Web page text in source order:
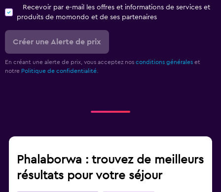
Recevoir par e-mail les offres et informations de services et
produits de momondo et de ses partenaires
Créer une Alerte de prix
En créant une alerte de prix, vous acceptez nos conditions générales et
notre Politique de confidentialité.
Phalaborwa : trouvez de meilleurs
résultats pour votre séjour